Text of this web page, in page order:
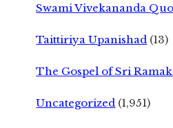
Swami Vivekananda
Taittiriya Upanishad (13)
The Gospel of Sri
Uncategorized (1,951)